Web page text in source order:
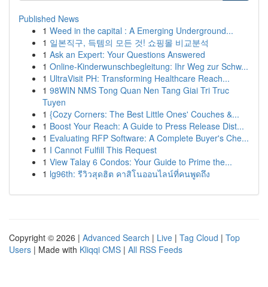
Published News
1 Weed in the capital : A Emerging Underground...
1 일본직구, 득템의 모든 것! 쇼핑몰 비교분석
1 Ask an Expert: Your Questions Answered
1 Online-Kinderwunschbegleitung: Ihr Weg zur Schw...
1 UltraVisit PH: Transforming Healthcare Reach...
1 98WIN NMS Tong Quan Nen Tang Giai Tri Truc
Tuyen
1 {Cozy Corners: The Best Little Ones' Couches &...
1 Boost Your Reach: A Guide to Press Release Dist...
1 Evaluating RFP Software: A Complete Buyer's Che...
1 I Cannot Fulfill This Request
1 View Talay 6 Condos: Your Guide to Prime the...
1 lg96th: รีวิวสุดฮิต คาสิโนออนไลน์ที่คนพูดถึง
Copyright © 2026 | Advanced Search | Live | Tag Cloud | Top
Users | Made with Kliqqi CMS | All RSS Feeds